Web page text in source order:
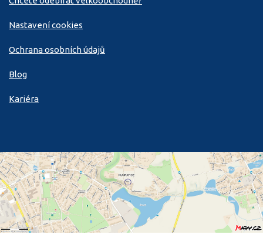
Nastavení cookies
Ochrana osobních údajů
Blog
Kariéra